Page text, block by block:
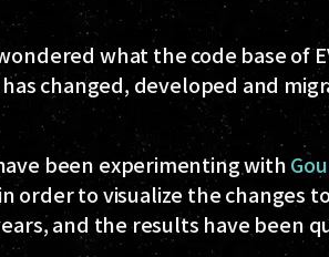
what the code base of
changed, developed and
been experimenting with
order to visualize the changes
and the results have been